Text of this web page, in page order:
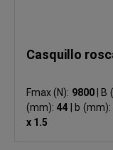
Casquillo
Fmax (N): 9800 B
(mm): 44 b (mm):
x 1.5